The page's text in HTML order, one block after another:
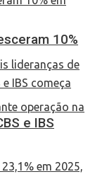
10%
e IBS